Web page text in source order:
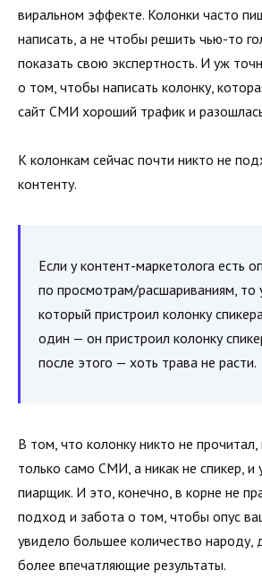
виральном эффекте. Колонки часто
написать, а не чтобы решить чью-то
показать свою экспертность. И уж
о том, чтобы написать колонку,
сайт СМИ хороший трафик и
К колонкам сейчас почти никто не
контенту.
Если у контент-маркетолога есть
по просмотрам/расшариваниям, то
который пристроил колонку
один — он пристроил колонку
после этого — хоть трава не расти.
В том, что колонку никто не
только само СМИ, а никак не спикер, и
пиарщик. И это, конечно, в корне не
подход и забота о том, чтобы опус
увидело большее количество народу,
более впечатляющие результаты.